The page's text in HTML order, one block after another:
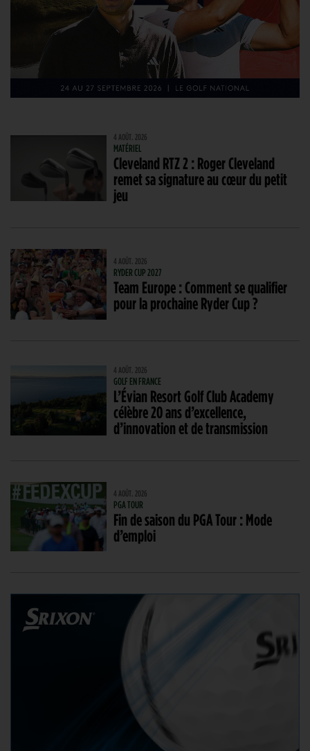
4 AOÛT. 2026
MATÉRIEL
Cleveland RTZ 2 : Roger Cleveland
remet sa signature au cœur du petit
jeu
4 AOÛT. 2026
RYDER CUP 2027
Team Europe : Comment se qualifier
pour la prochaine Ryder Cup ?
4 AOÛT. 2026
GOLF EN FRANCE
L’Évian Resort Golf Club Academy
célèbre 20 ans d’excellence,
d’innovation et de transmission
4 AOÛT. 2026
PGA TOUR
Fin de saison du PGA Tour : Mode
d’emploi